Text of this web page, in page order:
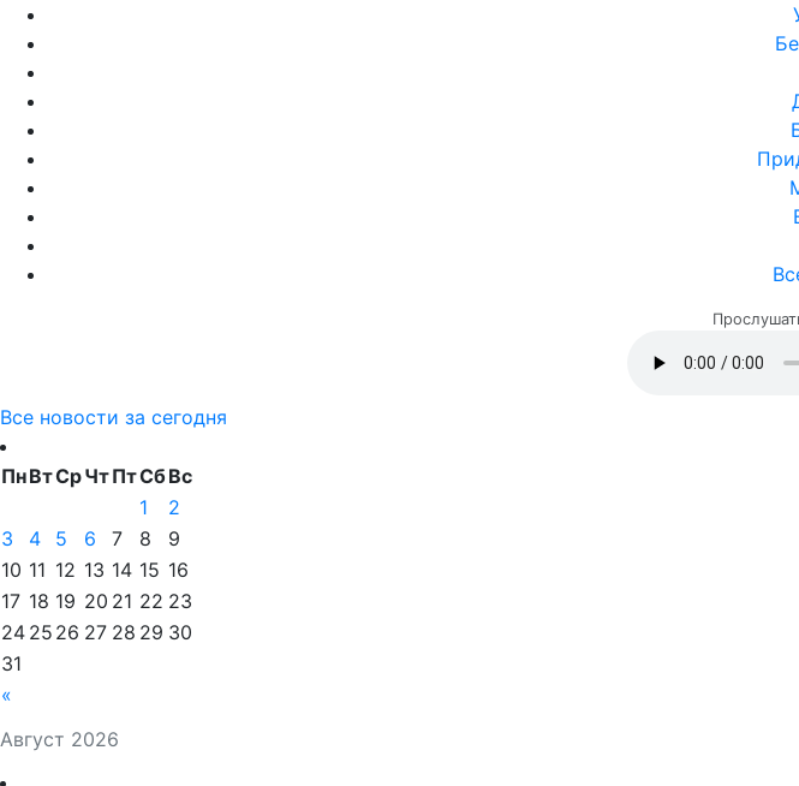
Все новости за сегодня
Август 2026
ПнВтСрЧтПтСбВс
«
1
2
3
4 5 6 7 8
9
10 11 12 13 14 15 16
17 18 19 20 21 22 23
24 25 26 27 28 29 30
31